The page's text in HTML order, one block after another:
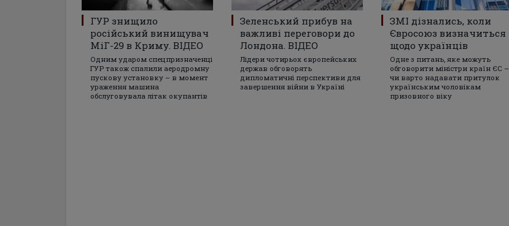
ГУР знищило
російський винищувач
МіГ-29 в Криму. ВІДЕО
Одним ударом спецпризначенці
ГУР також спалили аеродромну
пускову установку – в момент
ураження машина
обслуговувала літак окупантів
Зеленський прибув на
важливі переговори до
Лондона. ВІДЕО
Лідери чотирьох європейських
держав обговорять
дипломатичні перспективи для
завершення війни в Україні
ЗМІ дізнались, коли
Євросоюз визначиться
щодо українців
Одне з питань, яке можуть
обговорити міністри країн ЄС –
чи варто надавати притулок
українським чоловікам
призовного віку